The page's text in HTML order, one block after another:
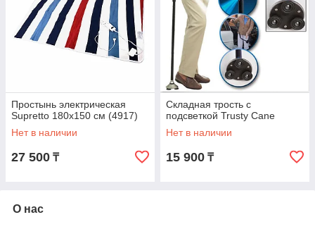
Простынь электрическая
Supretto 180х150 см (4917)
Нет в наличии
27 500 ₸
Складная трость с
подсветкой Trusty Cane
Нет в наличии
15 900 ₸
О нас